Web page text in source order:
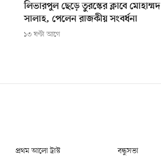
লিভারপুল ছেড়ে তুরস্কের ক্লাবে মোহাম্মদ
সালাহ, পেলেন রাজকীয় সংবর্ধনা
১৩ ঘণ্টা আগে
প্রথম আলো ট্রাস্ট বন্ধুসভা